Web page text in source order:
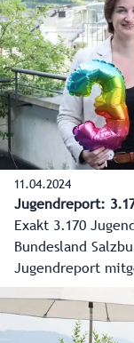
11.04.2024
Jugendreport:
Exakt 3.170
Bundesland
Jugendreport
positiv gestimmt,